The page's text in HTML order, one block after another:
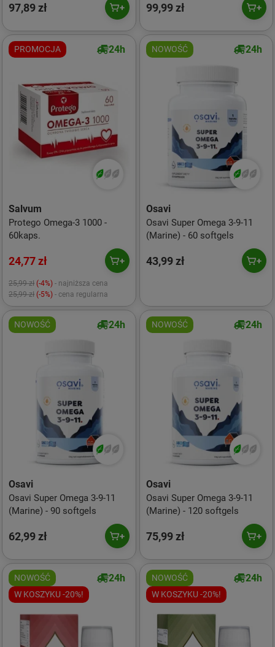
mg FORTE 60kaps.
97,89 zł 99,99 zł
PROMOCJA 24h
Salvum
Protego Omega-3 1000 -
60kaps.
24,77 zł
25,99 zł (-4%) - najniższa cena
25,99 zł (-5%) - cena regularna
NOWOŚĆ 24h
Osavi
Osavi Super Omega 3-9-11
(Marine) - 60 softgels
43,99 zł
NOWOŚĆ 24h
Osavi
Osavi Super Omega 3-9-11
(Marine) - 90 softgels
62,99 zł
NOWOŚĆ 24h
Osavi
Osavi Super Omega 3-9-11
(Marine) - 120 softgels
75,99 zł
NOWOŚĆ
W KOSZYKU -20%!
24h
NOWOŚĆ
W KOSZYKU -20%!
24h